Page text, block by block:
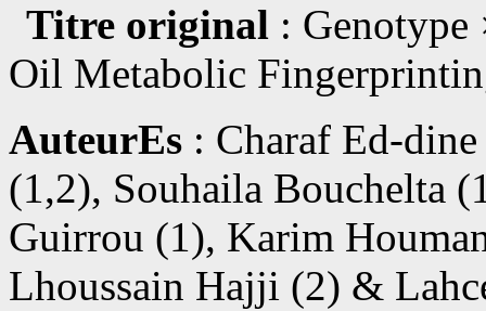
Titre original : Genotype
Oil Metabolic
AuteurEs : Charaf Ed-
(1,2), Souhaila Bouchelta
Guirrou (1), Karim
Lhoussain Hajji (2) &